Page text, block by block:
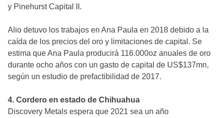
y Pinehurst Capital II.
Alio detuvo los trabajos en Ana Paula en 2018 debido a la
caída de los precios del oro y limitaciones de capital. Se
estima que Ana Paula producirá 116.000oz anuales de oro
durante ocho años con un gasto de capital de US$137mn,
según un estudio de prefactibilidad de 2017.
4. Cordero en estado de Chihuahua
Discovery Metals espera que 2021 sea un año